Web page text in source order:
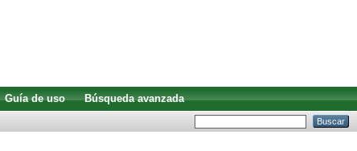
Guía de uso
Búsqueda avanzada